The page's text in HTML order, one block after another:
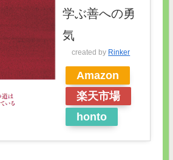
学ぶ善への勇
気
created by Rinker
Amazon
楽天市場
honto